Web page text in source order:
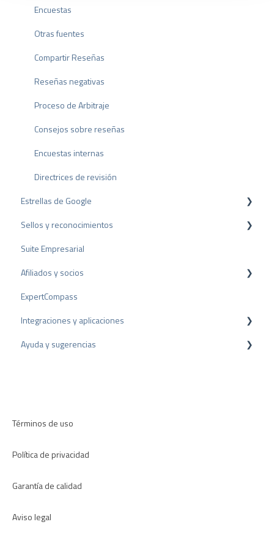
Facturación
Encuestas
Otras fuentes
Compartir Reseñas
Reseñas negativas
Proceso de Arbitraje
Consejos sobre reseñas
Encuestas internas
Directrices de revisión
Estrellas de Google
Rich Snippet
Sellos y reconocimientos
Sello PRO
Sello de valoración
Premios
Suite Empresarial
Afiliados y socios
Programa de partners
Recomendación
ExpertCompass
Integraciones y aplicaciones
Plugins para CMS
Ayuda y sugerencias
Términos de uso
Política de privacidad
Garantía de calidad
Aviso legal